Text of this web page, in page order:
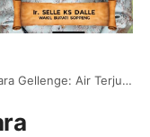
Dijelajahi,Askes Terjal Berbalas Pesona Alam yang Menakjubkan